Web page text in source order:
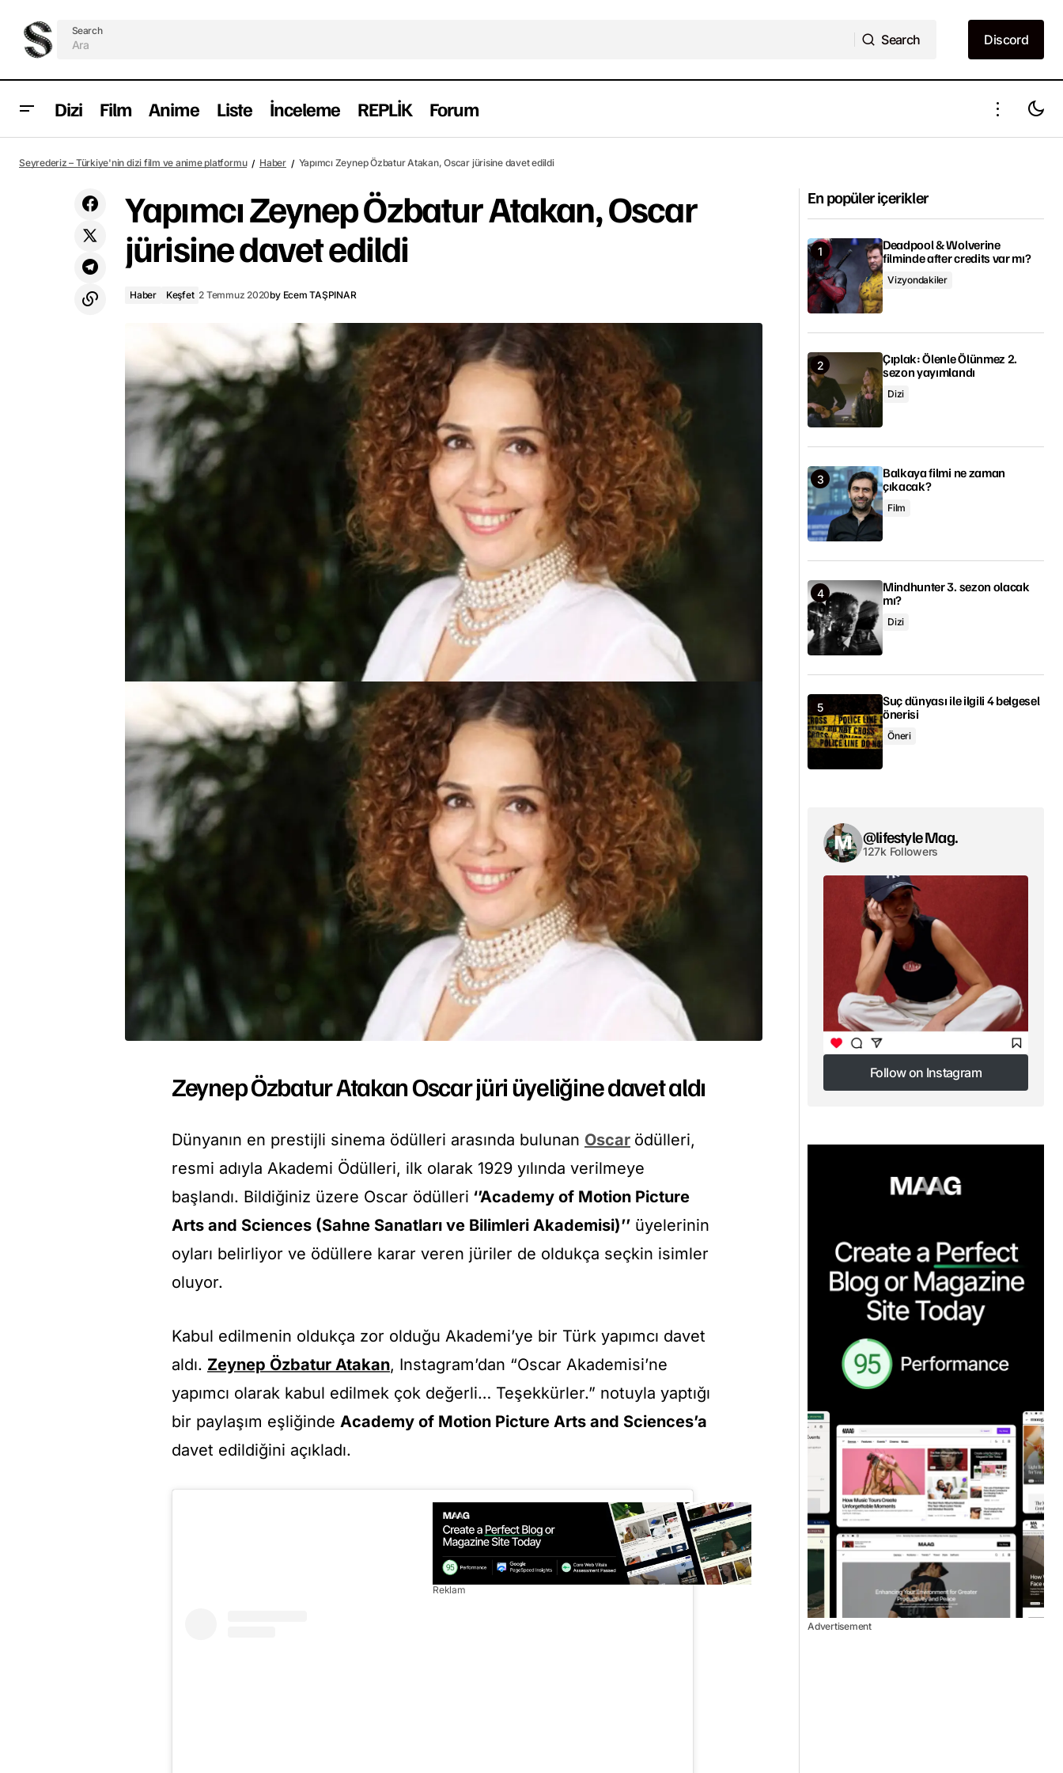
Search
Search
Discord
Discord
Dizi Film Anime Liste İnceleme REPLİK Forum
mini dizi Stateless’tan ilk fragman geldi
Haber Keşfet Yapımcı Zeynep Özbatur Atakan, Oscar jürisine davet edildi
Seyrederiz – Türkiye'nin dizi film ve anime platformu Haber Yapımcı Zeynep Özbatur Atakan, Oscar jürisine davet edildi
Yapımcı Zeynep Özbatur Atakan, Oscar
jürisine davet edildi
Haber Keşfet 2 Temmuz 2020by Ecem TAŞPINAR
Zeynep Özbatur Atakan Oscar jüri üyeliğine davet aldı
Dünyanın en prestijli sinema ödülleri arasında bulunan Oscar ödülleri,
resmi adıyla Akademi Ödülleri, ilk olarak 1929 yılında verilmeye
başlandı. Bildiğiniz üzere Oscar ödülleri ‘’Academy of Motion Picture
Arts and Sciences (Sahne Sanatları ve Bilimleri Akademisi)’’ üyelerinin
oyları belirliyor ve ödüllere karar veren jüriler de oldukça seçkin isimler
oluyor.
Kabul edilmenin oldukça zor olduğu Akademi’ye bir Türk yapımcı davet
aldı. Zeynep Özbatur Atakan, Instagram’dan “Oscar Akademisi’ne
yapımcı olarak kabul edilmek çok değerli… Teşekkürler.” notuyla yaptığı
bir paylaşım eşliğinde Academy of Motion Picture Arts and Sciences’a
davet edildiğini açıkladı.
Reklam
En popüler içerikler
Deadpool & Wolverine
filminde after credits var mı?
Vizyondakiler
Çıplak: Ölenle Ölünmez 2.
sezon yayımlandı
Dizi
Balkaya filmi ne zaman
çıkacak?
Film
Mindhunter 3. sezon olacak
mı?
Dizi
Suç dünyası ile ilgili 4 belgesel
önerisi
Öneri
@lifestyle Mag.
127k Followers
Follow on Instagram
Follow on Instagram
Advertisement